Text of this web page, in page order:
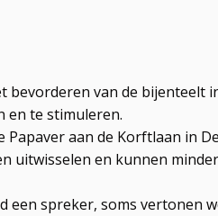
van de bijenteelt
en te stimuleren.
aan de Korftlaan in
uitwisselen en kunnen
een spreker, soms vertonen